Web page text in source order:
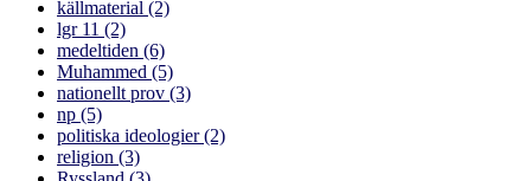
källmaterial (2)
lgr 11 (2)
medeltiden (6)
Muhammed (5)
nationellt prov (3)
np (5)
politiska ideologier(2)
religion (3)